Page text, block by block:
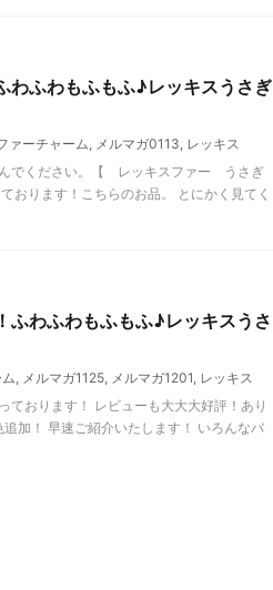
わふわもふもふ♪レッキスうさぎ
ァーチャーム, メルマガ0113, レッキス
んでください。【 レッキスファー うさぎ
ります！こちらのお品。 とにかく見てく
ふわふわもふもふ♪レッキスうさ
, メルマガ1125, メルマガ1201, レッキス
おります！ レビューも大大大好評！あり
加！ 早速ご紹介いたします！ いろんなバ